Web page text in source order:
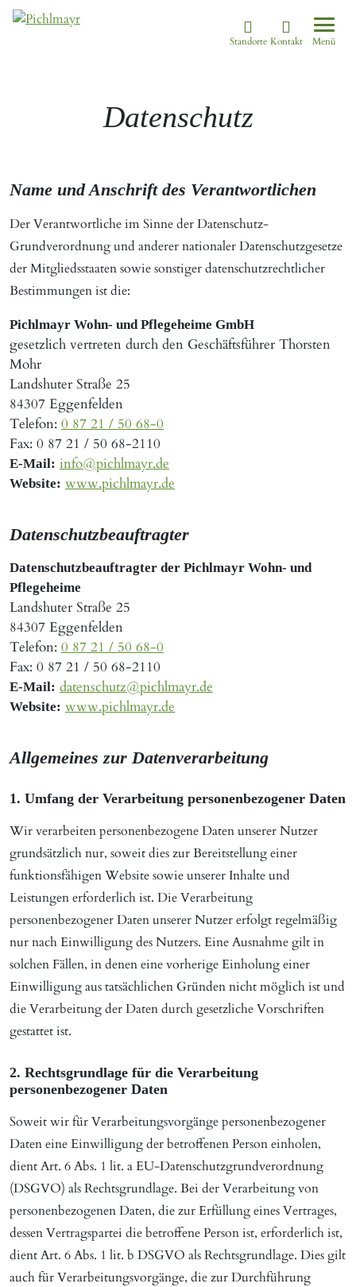
Wohnkonzept
Zimmer
Aschheim
Erding
Garching
Gilching
Hallbergmoos
Isen
Schwaben
Massing
Moosburg
Passau
Pfarrkirchen
Pocking
Taufkirchen/
Taufkirchen/Vils
Standorte Kontakt Menü
Datenschutz
Name und Anschrift des Verantwortlichen
Der Verantwortliche im Sinne der Datenschutz-
Grundverordnung und anderer nationaler Datenschutzgesetze
der Mitgliedsstaaten sowie sonstiger datenschutzrechtlicher
Bestimmungen ist die:
Pichlmayr Wohn- und Pflegeheime GmbH
gesetzlich vertreten durch den Geschäftsführer Thorsten
Mohr
Landshuter Straße 25
84307 Eggenfelden
Telefon: 0 87 21 / 50 68-0
Fax: 0 87 21 / 50 68-2110
E-Mail: info@pichlmayr.de
Website: www.pichlmayr.de
Datenschutzbeauftragter
Datenschutzbeauftragter der Pichlmayr Wohn- und
Pflegeheime
Landshuter Straße 25
84307 Eggenfelden
Telefon: 0 87 21 / 50 68-0
Fax: 0 87 21 / 50 68-2110
E-Mail: datenschutz@pichlmayr.de
Website: www.pichlmayr.de
Allgemeines zur Datenverarbeitung
1. Umfang der Verarbeitung personenbezogener Daten
Wir verarbeiten personenbezogene Daten unserer Nutzer
grundsätzlich nur, soweit dies zur Bereitstellung einer
funktionsfähigen Website sowie unserer Inhalte und
Leistungen erforderlich ist. Die Verarbeitung
personenbezogener Daten unserer Nutzer erfolgt regelmäßig
nur nach Einwilligung des Nutzers. Eine Ausnahme gilt in
solchen Fällen, in denen eine vorherige Einholung einer
Einwilligung aus tatsächlichen Gründen nicht möglich ist und
die Verarbeitung der Daten durch gesetzliche Vorschriften
gestattet ist.
2. Rechtsgrundlage für die Verarbeitung
personenbezogener Daten
Soweit wir für Verarbeitungsvorgänge personenbezogener
Daten eine Einwilligung der betroffenen Person einholen,
dient Art. 6 Abs. 1 lit. a EU-Datenschutzgrundverordnung
(DSGVO) als Rechtsgrundlage. Bei der Verarbeitung von
personenbezogenen Daten, die zur Erfüllung eines Vertrages,
dessen Vertragspartei die betroffene Person ist, erforderlich ist,
dient Art. 6 Abs. 1 lit. b DSGVO als Rechtsgrundlage. Dies gilt
auch für Verarbeitungsvorgänge, die zur Durchführung